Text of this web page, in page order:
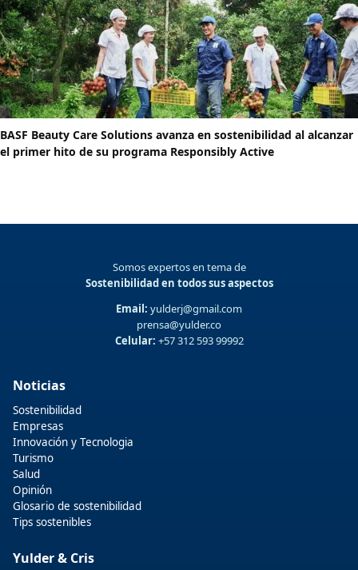
BASF Beauty Care Solutions avanza en sostenibilidad al alcanzar
el primer hito de su programa Responsibly Active
Somos expertos en tema de
Sostenibilidad en todos sus aspectos
Email: yulderj@gmail.com
prensa@yulder.co
Celular: +57 312 593 99992
Noticias
Sostenibilidad
Empresas
Innovación y Tecnologia
Turismo
Salud
Opinión
Glosario de sostenibilidad
Tips sostenibles
Yulder & Cris